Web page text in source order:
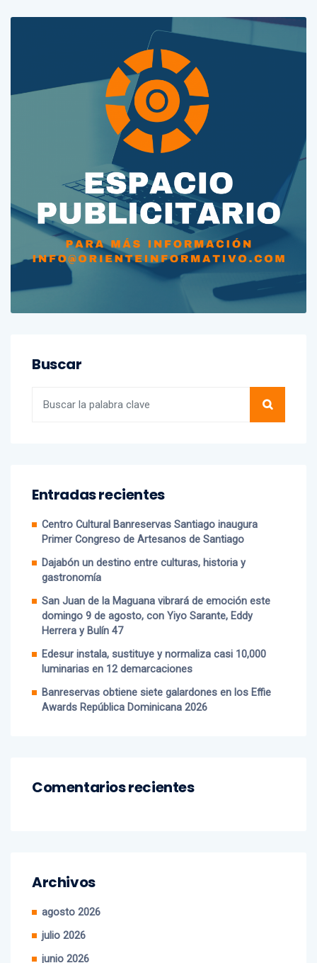
Primer Congreso de Artesanos de Santiago
Dajabón un destino entre culturas, historia y
gastronomía
San Juan de la Maguana vibrará de emoción este
domingo 9 de agosto, con Yiyo Sarante, Eddy
Herrera y Bulín 47
Edesur instala, sustituye y normaliza casi 10,000
luminarias en 12 demarcaciones
Awards República Dominicana 2026
julio 2026
junio 2026